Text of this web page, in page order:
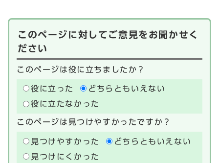
このページに対してご意見をお聞かせく
ださい
このページは役に立ちましたか？
役に立った
どちらともいえない
役に立たなかった
このページは見つけやすかったですか？
見つけやすかった
どちらともいえない
見つけにくかった